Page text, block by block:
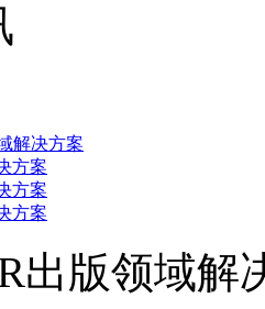
解决方案
方案
方案
方案
出版领域解